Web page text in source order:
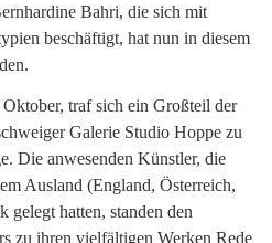
Bahri, die sich mit
beschäftigt, hat nun in diesem
traf sich ein Großteil der
Galerie Studio Hoppe zu
Die anwesenden Künstler, die
Ausland (England, Österreich,
hatten, standen den
zu ihren vielfältigen Werken Rede